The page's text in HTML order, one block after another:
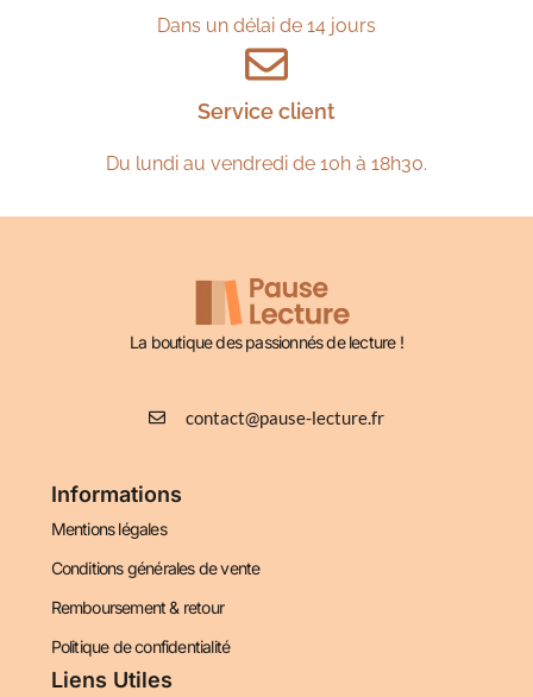
Dans un délai de 14 jours
Service client
Du lundi au vendredi de 10h à 18h30.
La boutique des passionnés de lecture !
contact@pause-lecture.fr
Informations
Mentions légales
Conditions générales de vente
Remboursement & retour
Politique de confidentialité
Liens Utiles